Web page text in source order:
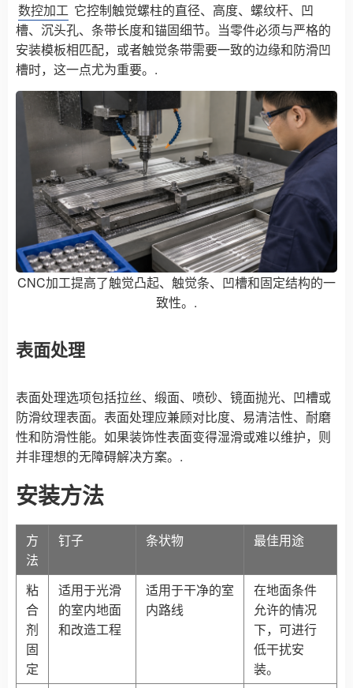
数控加工 它控制触觉螺柱的直径、高度、螺纹杆、凹
槽、沉头孔、条带长度和锚固细节。当零件必须与严格的
安装模板相匹配，或者触觉条带需要一致的边缘和防滑凹
槽时，这一点尤为重要。.
CNC加工提高了触觉凸起、触觉条、凹槽和固定结构的一
致性。.
表面处理
表面处理选项包括拉丝、缎面、喷砂、镜面抛光、凹槽或
防滑纹理表面。表面处理应兼顾对比度、易清洁性、耐磨
性和防滑性能。如果装饰性表面变得湿滑或难以维护，则
并非理想的无障碍解决方案。.
安装方法
方
法
钉子 条状物 最佳用途
粘
合
剂
固
定
适用于光滑
的室内地面
和改造工程
适用于干净的室
内路线
在地面条件
允许的情况
下，可进行
低干扰安
装。